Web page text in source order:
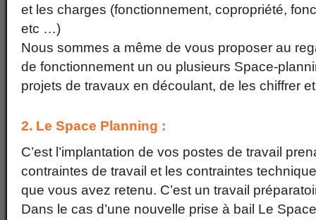
et les charges (fonctionnement, copropriété,
etc …)
Nous sommes a même de vous proposer au
de fonctionnement un ou plusieurs Space-
projets de travaux en découlant, de les chiffrer
2. Le Space Planning :
C’est l’implantation de vos postes de travail
contraintes de travail et les contraintes
que vous avez retenu. C’est un travail
Dans le cas d’une nouvelle prise à bail Le